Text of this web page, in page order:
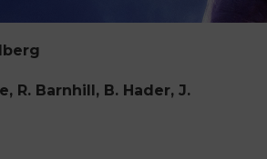
R. Barnhill, B. Hader, J.